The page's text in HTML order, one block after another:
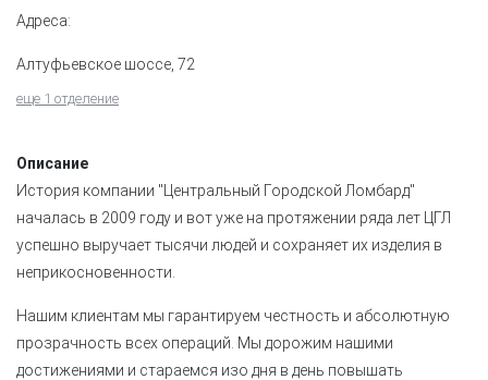
Адреса:
Алтуфьевское шоссе, 72
еще 1 отделение
Описание
История компании "Центральный Городской Ломбард"
началась в 2009 году и вот уже на протяжении ряда лет ЦГЛ
успешно выручает тысячи людей и сохраняет их изделия в
неприкосновенности.
Нашим клиентам мы гарантируем честность и абсолютную
прозрачность всех операций. Мы дорожим нашими
достижениями и стараемся изо дня в день повышать